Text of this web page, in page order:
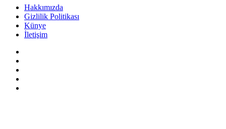
Hakkımızda
Gizlilik Politikası
Künye
İletişim